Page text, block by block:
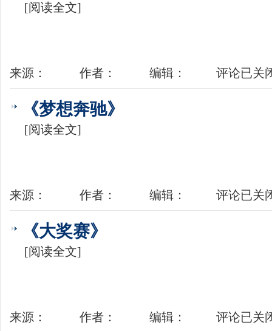
[阅读全文]
来源： 作者： 编辑： 评论已关
《梦想奔驰》
[阅读全文]
来源： 作者： 编辑： 评论已关
《大奖赛》
[阅读全文]
来源： 作者： 编辑： 评论已关